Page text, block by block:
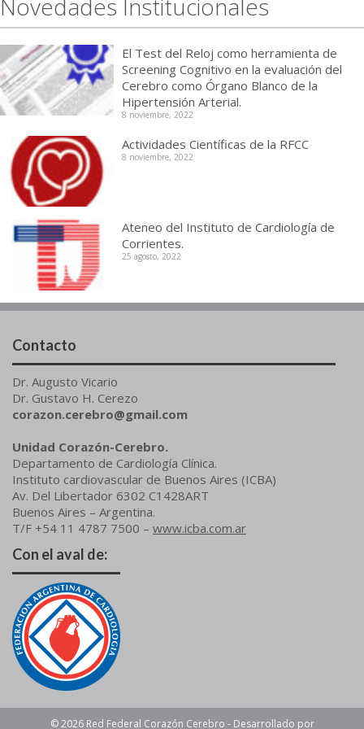
El Test del Reloj como herramienta de
Screening Cognitivo en la evaluación del
Cerebro como Órgano Blanco de la
Hipertensión Arterial.
8 noviembre, 2022
Actividades Científicas de la RFCC
8 noviembre, 2022
Ateneo del Instituto de Cardiología de
Corrientes.
25 agosto, 2022
Contacto
Dr. Augusto Vicario
Dr. Gustavo H. Cerezo
corazon.cerebro@gmail.com
Unidad Corazón-Cerebro.
Departamento de Cardiología Clínica.
Instituto cardiovascular de Buenos Aires (ICBA)
Av. Del Libertador 6302 C1428ART
Buenos Aires – Argentina.
T/F +54 11 4787 7500 – www.icba.com.ar
Con el aval de:
© 2026 Red Federal Corazón Cerebro - Desarrollado por